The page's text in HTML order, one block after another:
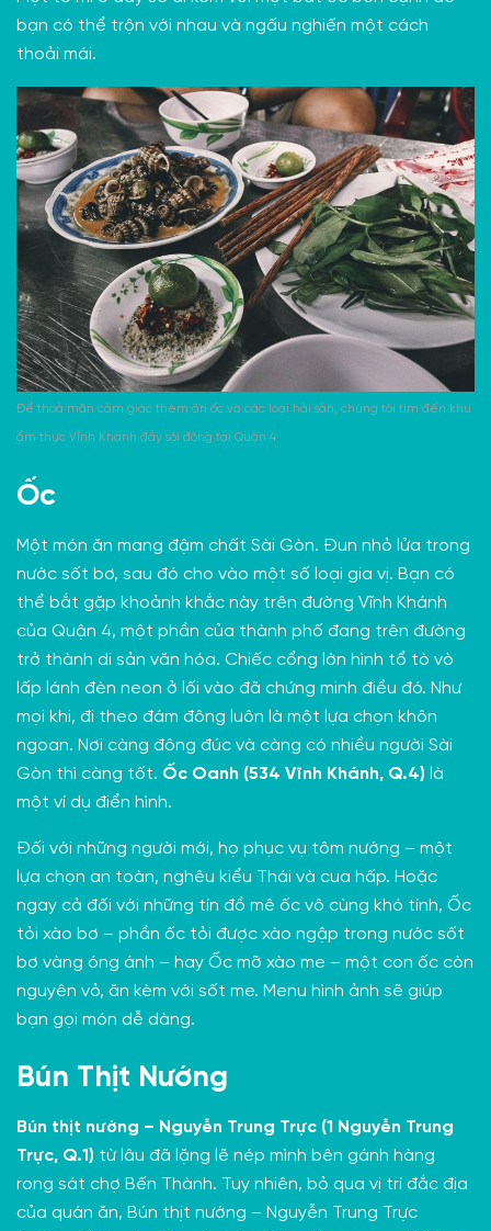
bạn có thể trộn với nhau và ngấu nghiến một cách
thoải mái.
Để thoả mãn cảm giác thèm ăn ốc và các loại hải sản, chúng tôi tìm đến khu
ẩm thực Vĩnh Khánh đầy sôi động tại Quận 4
Ốc
Một món ăn mang đậm chất Sài Gòn. Đun nhỏ lửa trong
nước sốt bơ, sau đó cho vào một số loại gia vị. Bạn có
thể bắt gặp khoảnh khắc này trên đường Vĩnh Khánh
của Quận 4, một phần của thành phố đang trên đường
trở thành di sản văn hóa. Chiếc cổng lớn hình tổ tò vò
lấp lánh đèn neon ở lối vào đã chứng minh điều đó. Như
mọi khi, đi theo đám đông luôn là một lựa chọn khôn
ngoan. Nơi càng đông đúc và càng có nhiều người Sài
Gòn thì càng tốt. Ốc Oanh (534 Vĩnh Khánh, Q.4) là
một ví dụ điển hình.
Đối với những người mới, họ phục vụ tôm nướng – một
lựa chọn an toàn, nghêu kiểu Thái và cua hấp. Hoặc
ngay cả đối với những tín đồ mê ốc vô cùng khó tính, Ốc
tỏi xào bơ – phần ốc tỏi được xào ngập trong nước sốt
bơ vàng óng ánh – hay Ốc mỡ xào me – một con ốc còn
nguyên vỏ, ăn kèm với sốt me. Menu hình ảnh sẽ giúp
bạn gọi món dễ dàng.
Bún Thịt Nướng
Bún thịt nướng – Nguyễn Trung Trực (1 Nguyễn Trung
Trực, Q.1) từ lâu đã lặng lẽ nép mình bên gánh hàng
rong sát chợ Bến Thành. Tuy nhiên, bỏ qua vị trí đắc địa
của quán ăn, Bún thịt nướng – Nguyễn Trung Trực